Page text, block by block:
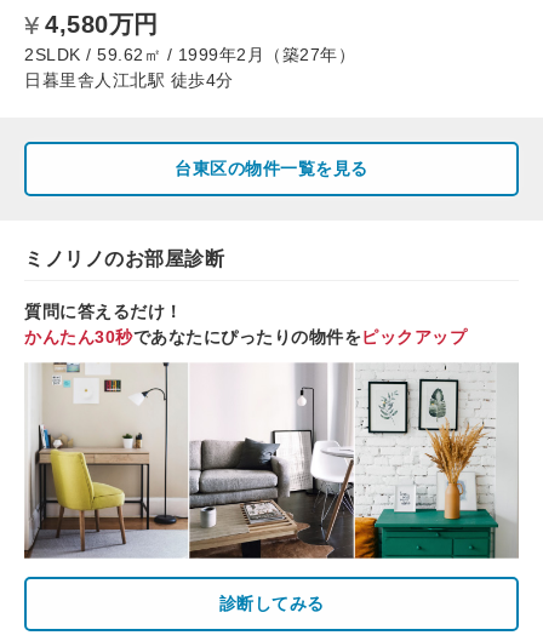
4,580万円
2SLDK / 59.62㎡ / 1999年2月（築27年）
日暮里舎人江北駅 徒歩4分
台東区の物件一覧を見る
ミノリノのお部屋診断
質問に答えるだけ！
かんたん30秒であなたにぴったりの物件をピックアップ
診断してみる